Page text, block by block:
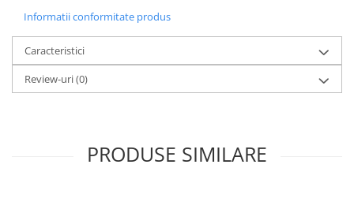
Informatii conformitate produs
Caracteristici
Review-uri(0)
PRODUSE SIMILARE